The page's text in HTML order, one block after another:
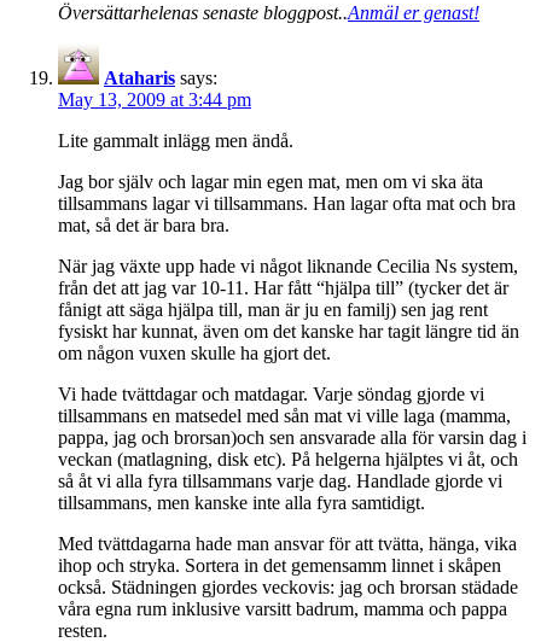
Översättarhelenas senaste bloggpost..Anmäl er genast!
Ataharis says:
May 13, 2009 at 3:44 pm
Lite gammalt inlägg men ändå.
Jag bor själv och lagar min egen mat, men om vi ska äta
tillsammans lagar vi tillsammans. Han lagar ofta mat och bra
mat, så det är bara bra.
När jag växte upp hade vi något liknande Cecilia Ns system,
från det att jag var 10-11. Har fått “hjälpa till” (tycker det är
fånigt att säga hjälpa till, man är ju en familj) sen jag rent
fysiskt har kunnat, även om det kanske har tagit längre tid än
om någon vuxen skulle ha gjort det.
Vi hade tvättdagar och matdagar. Varje söndag gjorde vi
tillsammans en matsedel med sån mat vi ville laga (mamma,
pappa, jag och brorsan)och sen ansvarade alla för varsin dag i
veckan (matlagning, disk etc). På helgerna hjälptes vi åt, och
så åt vi alla fyra tillsammans varje dag. Handlade gjorde vi
tillsammans, men kanske inte alla fyra samtidigt.
Med tvättdagarna hade man ansvar för att tvätta, hänga, vika
ihop och stryka. Sortera in det gemensamm linnet i skåpen
också. Städningen gjordes veckovis: jag och brorsan städade
våra egna rum inklusive varsitt badrum, mamma och pappa
resten.